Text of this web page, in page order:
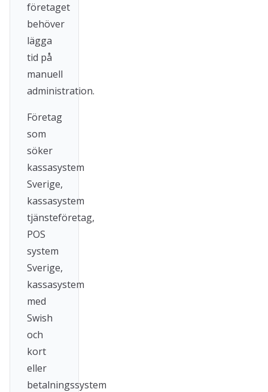
företaget
behöver
lägga
tid på
manuell
administration.
Företag
som
söker
kassasystem
Sverige,
kassasystem
tjänsteföretag,
POS
system
Sverige,
kassasystem
med
Swish
och
kort
eller
betalningssystem